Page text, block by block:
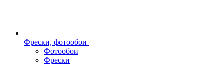
Фрески, фотообои
Фотообои
Фрески